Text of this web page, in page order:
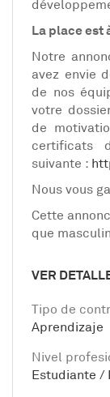
La place est
Notre
avez envie
de nos
votre
de
certificats
suivante :
Nous vous
Cette
que
VER
Tipo de
Aprendizaje
Nivel
Estudiante /